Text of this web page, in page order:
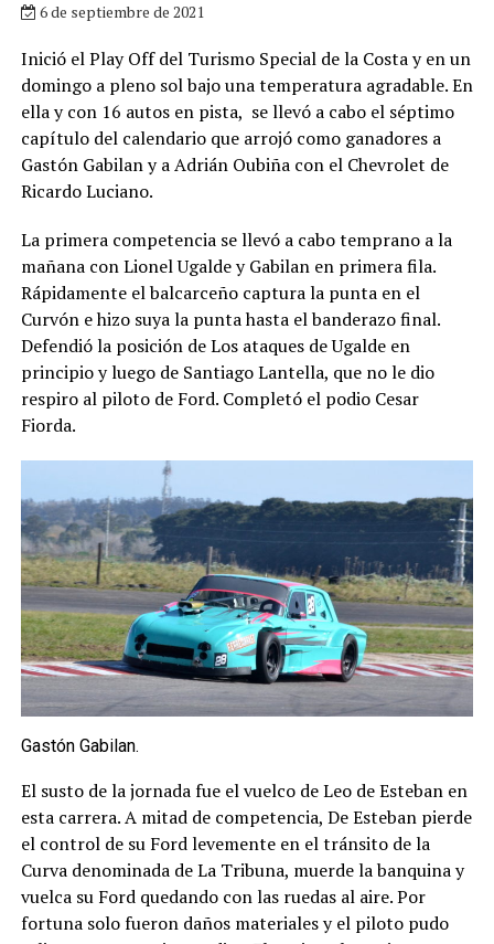
6 de septiembre de 2021
Inició el Play Off del Turismo Special de la Costa y en un
domingo a pleno sol bajo una temperatura agradable. En
ella y con 16 autos en pista, se llevó a cabo el séptimo
capítulo del calendario que arrojó como ganadores a
Gastón Gabilan y a Adrián Oubiña con el Chevrolet de
Ricardo Luciano.
La primera competencia se llevó a cabo temprano a la
mañana con Lionel Ugalde y Gabilan en primera fila.
Rápidamente el balcarceño captura la punta en el
Curvón e hizo suya la punta hasta el banderazo final.
Defendió la posición de Los ataques de Ugalde en
principio y luego de Santiago Lantella, que no le dio
respiro al piloto de Ford. Completó el podio Cesar
Fiorda.
Gastón Gabilan.
El susto de la jornada fue el vuelco de Leo de Esteban en
esta carrera. A mitad de competencia, De Esteban pierde
el control de su Ford levemente en el tránsito de la
Curva denominada de La Tribuna, muerde la banquina y
vuelca su Ford quedando con las ruedas al aire. Por
fortuna solo fueron daños materiales y el piloto pudo